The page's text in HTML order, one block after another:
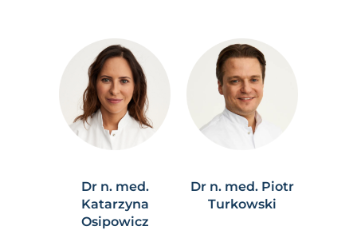
Dr n. med.
Katarzyna
Osipowicz
Dr n. med. Piotr
Turkowski